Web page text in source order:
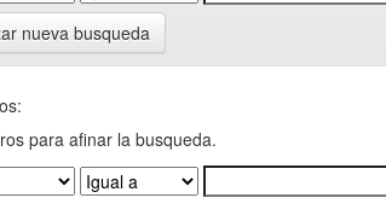
nueva busqueda
para afinar la busqueda.